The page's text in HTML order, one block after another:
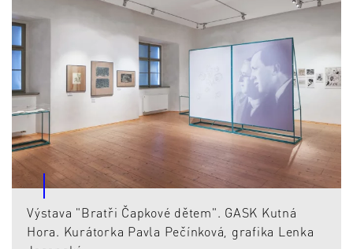
Výstava "Bratři Čapkové dětem". GASK Kutná
Hora. Kurátorka Pavla Pečínková, grafika Lenka